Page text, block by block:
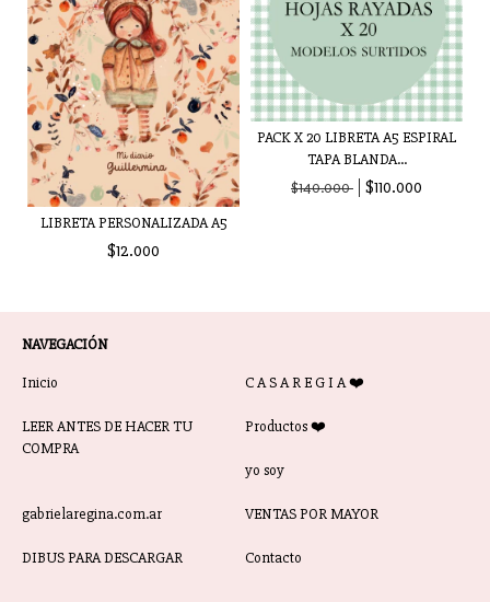
LIBRETA PERSONALIZADA A5
$12.000
PACK X 20 LIBRETA A5 ESPIRAL
TAPA BLANDA...
$140.000
$110.000
NAVEGACIÓN
Inicio C A S A R E G I A ❤️
LEER ANTES DE HACER TU
COMPRA
Productos ❤️
yo soy
gabrielaregina.com.ar VENTAS POR MAYOR
DIBUS PARA DESCARGAR Contacto